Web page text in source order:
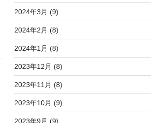
2024年3月 (9)
2024年2月 (8)
2024年1月 (8)
2023年12月 (8)
2023年11月 (8)
2023年10月 (9)
2023年9月 (9)